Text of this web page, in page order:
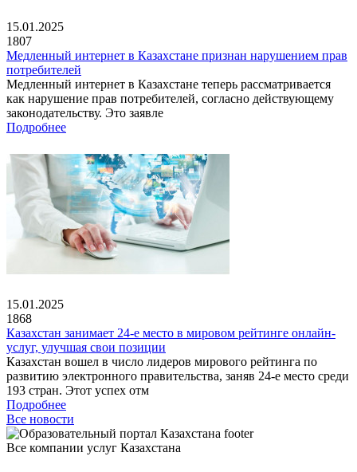
15.01.2025
1807
Медленный интернет в Казахстане признан нарушением прав
потребителей
Медленный интернет в Казахстане теперь рассматривается
как нарушение прав потребителей, согласно действующему
законодательству. Это заявле
Подробнее
15.01.2025
1868
Казахстан занимает 24-е место в мировом рейтинге онлайн-
услуг, улучшая свои позиции
Казахстан вошел в число лидеров мирового рейтинга по
развитию электронного правительства, заняв 24-е место среди
193 стран. Этот успех отм
Подробнее
Все новости
Все компании услуг Казахстана